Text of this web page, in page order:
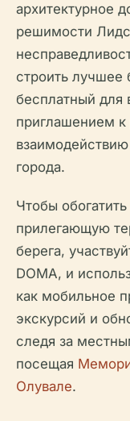
архитектурное
решимости
строить лучшее
бесплатный для
приглашением
города.
Чтобы
прилегающую
берега,
DOMA, и
как мобильное
экскурсий и
следя за
посещая
Олувале.